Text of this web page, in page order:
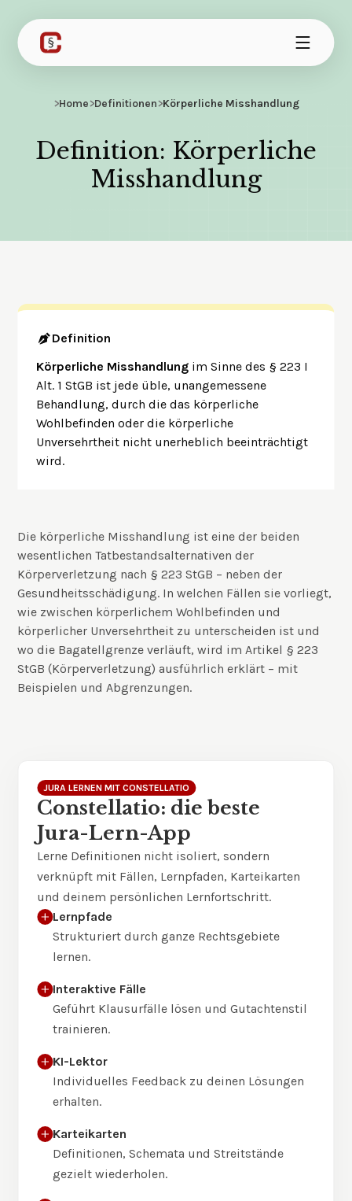
>Home>Definitionen>Körperliche Misshandlung
Definition: Körperliche
Misshandlung
Definition
Körperliche Misshandlung im Sinne des § 223 I
Alt. 1 StGB ist jede üble, unangemessene
Behandlung, durch die das körperliche
Wohlbefinden oder die körperliche
Unversehrtheit nicht unerheblich beeinträchtigt
wird.
Die körperliche Misshandlung ist eine der beiden
wesentlichen Tatbestandsalternativen der
Körperverletzung nach § 223 StGB – neben der
Gesundheitsschädigung. In welchen Fällen sie vorliegt,
wie zwischen körperlichem Wohlbefinden und
körperlicher Unversehrtheit zu unterscheiden ist und
wo die Bagatellgrenze verläuft, wird imArtikel § 223
StGB (Körperverletzung) ausführlich erklärt – mit
Beispielen und Abgrenzungen.
JURA LERNEN MIT CONSTELLATIO
Constellatio: die beste
Jura-Lern-App
Lerne Definitionen nicht isoliert, sondern
verknüpft mit Fällen, Lernpfaden, Karteikarten
und deinem persönlichen Lernfortschritt.
Lernpfade
Strukturiert durch ganze Rechtsgebiete
lernen.
Interaktive Fälle
Geführt Klausurfälle lösen und Gutachtenstil
trainieren.
KI-Lektor
Individuelles Feedback zu deinen Lösungen
erhalten.
Karteikarten
Definitionen, Schemata und Streitstände
gezielt wiederholen.